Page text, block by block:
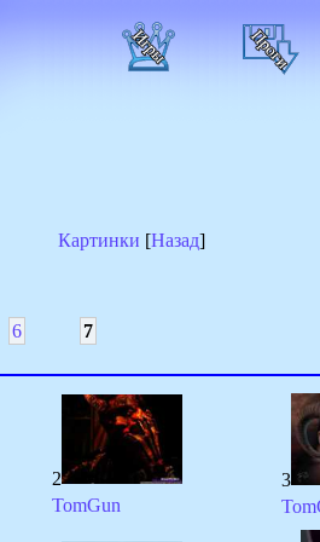
Картинки [Назад]
6 7
2
TomGun
3